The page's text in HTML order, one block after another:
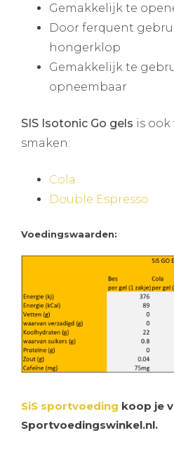
Gemakkelijk te
Door ferquent
hongerklop
Gemakkelijk te
opneembaar
SIS Isotonic Go gels is
smaken:
Cola
Double Espresso
Voedingswaarden:
SiS sportvoeding koop je
Sportvoedingswinkel.nl.